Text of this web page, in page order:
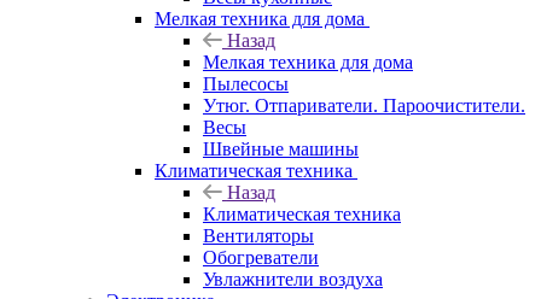
Мелкая техника для дома
Назад
Мелкая техника для дома
Пылесосы
Утюг. Отпариватели. Пароочистители.
Весы
Швейные машины
Климатическая техника
Назад
Климатическая техника
Вентиляторы
Обогреватели
Увлажнители воздуха